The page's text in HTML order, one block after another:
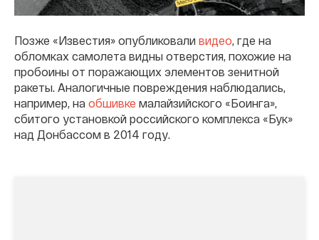
Позже «Известия» опубликовали видео, где на
обломках самолета видны отверстия, похожие на
пробоины от поражающих элементов зенитной
ракеты. Аналогичные повреждения наблюдались,
например, на обшивке малайзийского «Боинга»,
сбитого установкой российского комплекса «Бук»
над Донбассом в 2014 году.